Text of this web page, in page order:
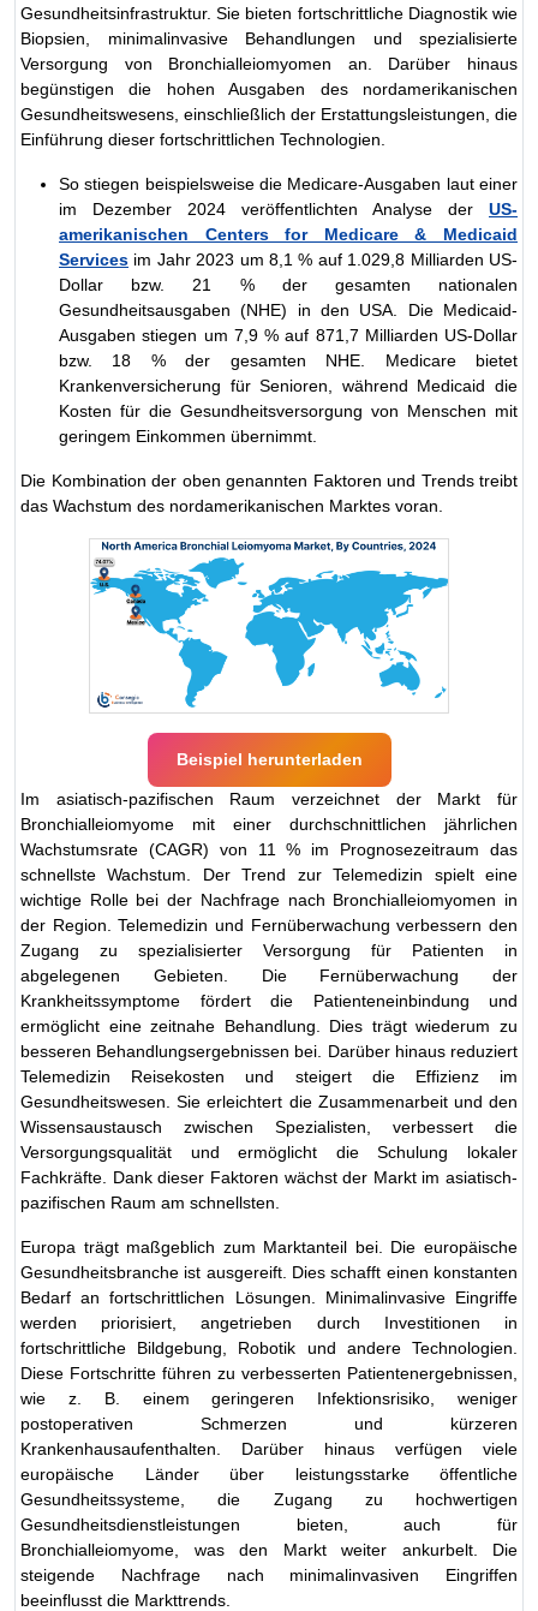
Gesundheitsinfrastruktur. Sie bieten fortschrittliche Diagnostik wie
Biopsien, minimalinvasive Behandlungen und spezialisierte
Versorgung von Bronchialleiomyomen an. Darüber hinaus
begünstigen die hohen Ausgaben des nordamerikanischen
Gesundheitswesens, einschließlich der Erstattungsleistungen, die
Einführung dieser fortschrittlichen Technologien.
So stiegen beispielsweise die Medicare-Ausgaben laut einer
im Dezember 2024 veröffentlichten Analyse der US-
amerikanischen Centers for Medicare & Medicaid
Services im Jahr 2023 um 8,1 % auf 1.029,8 Milliarden US-
Dollar bzw. 21 % der gesamten nationalen
Gesundheitsausgaben (NHE) in den USA. Die Medicaid-
Ausgaben stiegen um 7,9 % auf 871,7 Milliarden US-Dollar
bzw. 18 % der gesamten NHE. Medicare bietet
Krankenversicherung für Senioren, während Medicaid die
Kosten für die Gesundheitsversorgung von Menschen mit
geringem Einkommen übernimmt.
Die Kombination der oben genannten Faktoren und Trends treibt
das Wachstum des nordamerikanischen Marktes voran.
Beispiel herunterladen
Im asiatisch-pazifischen Raum verzeichnet der Markt für
Bronchialleiomyome mit einer durchschnittlichen jährlichen
Wachstumsrate (CAGR) von 11 % im Prognosezeitraum das
schnellste Wachstum. Der Trend zur Telemedizin spielt eine
wichtige Rolle bei der Nachfrage nach Bronchialleiomyomen in
der Region. Telemedizin und Fernüberwachung verbessern den
Zugang zu spezialisierter Versorgung für Patienten in
abgelegenen Gebieten. Die Fernüberwachung der
Krankheitssymptome fördert die Patienteneinbindung und
ermöglicht eine zeitnahe Behandlung. Dies trägt wiederum zu
besseren Behandlungsergebnissen bei. Darüber hinaus reduziert
Telemedizin Reisekosten und steigert die Effizienz im
Gesundheitswesen. Sie erleichtert die Zusammenarbeit und den
Wissensaustausch zwischen Spezialisten, verbessert die
Versorgungsqualität und ermöglicht die Schulung lokaler
Fachkräfte. Dank dieser Faktoren wächst der Markt im asiatisch-
pazifischen Raum am schnellsten.
Europa trägt maßgeblich zum Marktanteil bei. Die europäische
Gesundheitsbranche ist ausgereift. Dies schafft einen konstanten
Bedarf an fortschrittlichen Lösungen. Minimalinvasive Eingriffe
werden priorisiert, angetrieben durch Investitionen in
fortschrittliche Bildgebung, Robotik und andere Technologien.
Diese Fortschritte führen zu verbesserten Patientenergebnissen,
wie z. B. einem geringeren Infektionsrisiko, weniger
postoperativen Schmerzen und kürzeren
Krankenhausaufenthalten. Darüber hinaus verfügen viele
europäische Länder über leistungsstarke öffentliche
Gesundheitssysteme, die Zugang zu hochwertigen
Gesundheitsdienstleistungen bieten, auch für
Bronchialleiomyome, was den Markt weiter ankurbelt. Die
steigende Nachfrage nach minimalinvasiven Eingriffen
beeinflusst die Markttrends.